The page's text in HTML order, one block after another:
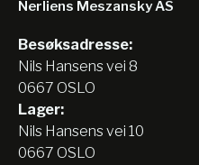
Nerliens Meszansky AS
Besøksadresse:
Nils Hansens vei 8
0667 OSLO
Lager:
Nils Hansens vei 10
0667 OSLO